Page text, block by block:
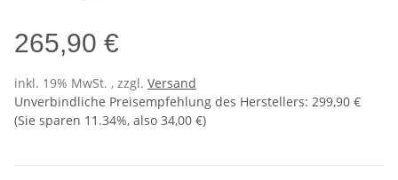
265,90 €
inkl. 19% MwSt. , zzgl. Versand
Unverbindliche Preisempfehlung des Herstellers: 299,90 €
(Sie sparen 11.34%, also 34,00 €)